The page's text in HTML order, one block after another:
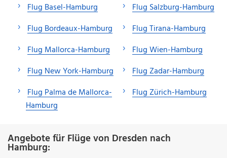
Flug Basel-Hamburg
Flug Bordeaux-Hamburg
Flug Mallorca-Hamburg
Flug New York-Hamburg
Flug Palma de Mallorca-
Hamburg
Flug Salzburg-Hamburg
Flug Tirana-Hamburg
Flug Wien-Hamburg
Flug Zadar-Hamburg
Flug Zürich-Hamburg
Angebote für Flüge von Dresden nach
Hamburg: